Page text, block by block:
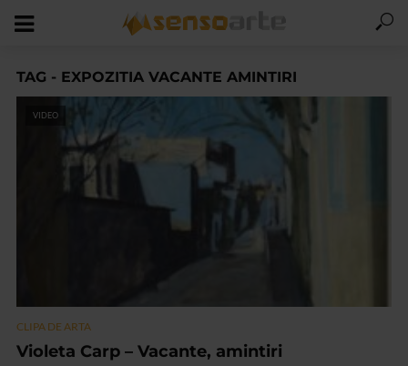
TAG - EXPOZITIA VACANTE AMINTIRI
VIDEO
CLIPA DE ARTA
Violeta Carp – Vacante, amintiri